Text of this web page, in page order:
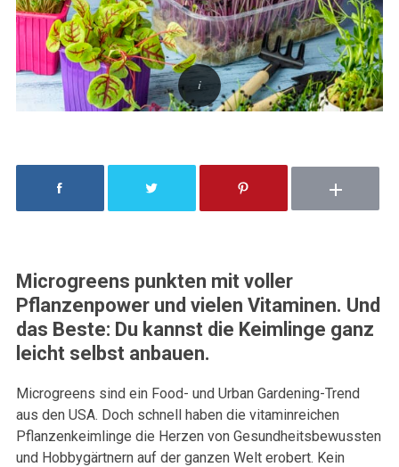
Microgreens punkten mit voller
Pflanzenpower und vielen Vitaminen. Und
das Beste: Du kannst die Keimlinge ganz
leicht selbst anbauen.
Microgreens sind ein Food- und Urban Gardening-Trend
aus den USA. Doch schnell haben die vitaminreichen
Pflanzenkeimlinge die Herzen von Gesundheitsbewussten
und Hobbygärtnern auf der ganzen Welt erobert. Kein